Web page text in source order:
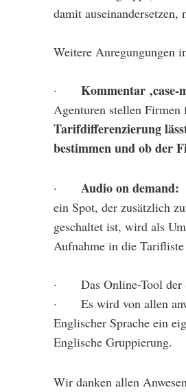
damit
Weitere Anregungungen
· Kommentar ‚case-
Agenturen stellen
Tarifdifferenzierung
bestimmen und ob der
· Audio on demand:
ein Spot, der zusätzlich
geschaltet ist, wird als
Aufnahme in die
· Das Online-Tool der
· Es wird von allen
Englischer Sprache ein
Englische Gruppierung.
Wir danken allen